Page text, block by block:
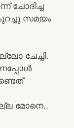
ചോദിച്ച
സമയം
ചേച്ചി.
മോനെ..